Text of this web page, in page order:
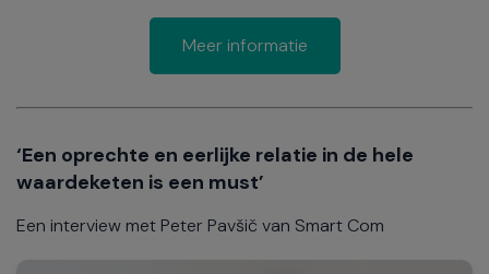
Meer informatie
‘Een oprechte en eerlijke relatie in de hele
waardeketen is een must’
Een interview met Peter Pavšič van Smart Com